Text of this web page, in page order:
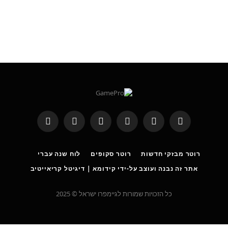
RSS
Threads פייסבוק
X
(טוויטר)
WhatsApp
Telegram
רוטר מבזקי חדשות רוטר סקופים
לוח שנה עברי
אתר זה נבנה ועוצב על-ידי קידומא | דיגיטל קריאייטיב
כל הזכויות שמורות לגיימפרו ישראל © 2025